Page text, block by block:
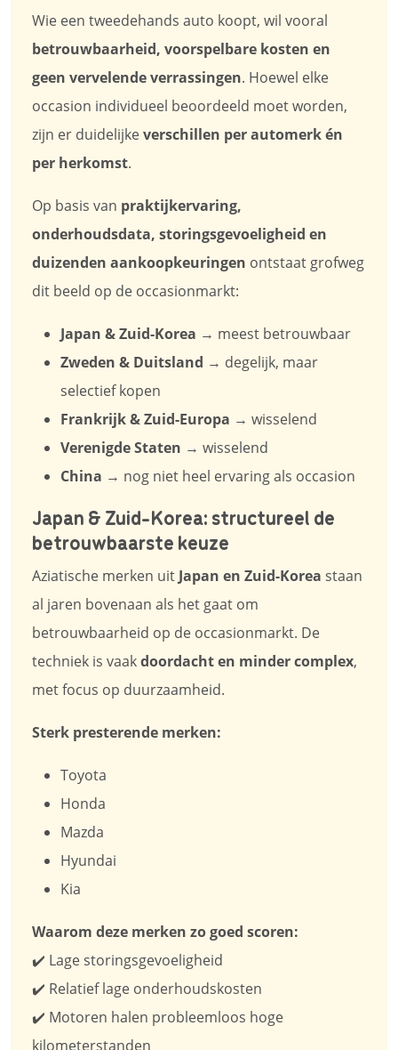
Wie een tweedehands auto koopt, wil vooral
betrouwbaarheid, voorspelbare kosten en
geen vervelende verrassingen. Hoewel elke
occasion individueel beoordeeld moet worden,
zijn er duidelijkeverschillen per automerk én
per herkomst.
Op basis van praktijkervaring,
onderhoudsdata, storingsgevoeligheid en
duizenden aankoopkeuringen ontstaat grofweg
dit beeld op de occasionmarkt:
Japan & Zuid-Korea → meest betrouwbaar
Zweden & Duitsland → degelijk, maar
selectief kopen
Frankrijk & Zuid-Europa → wisselend
Verenigde Staten → wisselend
China → nog niet heel ervaring als occasion
Japan & Zuid-Korea: structureel de
betrouwbaarste keuze
Aziatische merken uit Japan en Zuid-Korea staan
al jaren bovenaan als het gaat om
betrouwbaarheid op de occasionmarkt. De
techniek is vaakdoordacht en minder complex,
met focus op duurzaamheid.
Sterk presterende merken:
Toyota
Honda
Mazda
Hyundai
Kia
Waarom deze merken zo goed scoren:
✔️ Lage storingsgevoeligheid
✔️ Relatief lage onderhoudskosten
✔️ Motoren halen probleemloos hoge
kilometerstanden